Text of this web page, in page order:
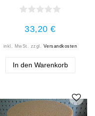
33,20 €
inkl. MwSt. zzgl. Versandkosten
In den Warenkorb